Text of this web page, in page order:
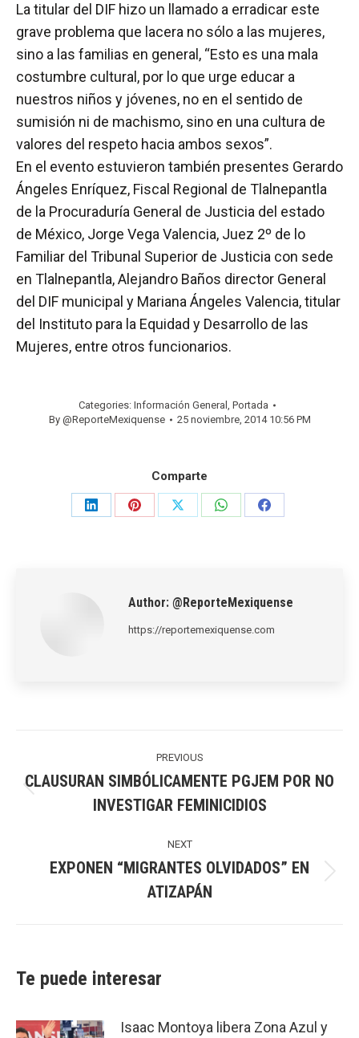
La titular del DIF hizo un llamado a erradicar este
grave problema que lacera no sólo a las mujeres,
sino a las familias en general, “Esto es una mala
costumbre cultural, por lo que urge educar a
nuestros niños y jóvenes, no en el sentido de
sumisión ni de machismo, sino en una cultura de
valores del respeto hacia ambos sexos”.
En el evento estuvieron también presentes Gerardo
Ángeles Enríquez, Fiscal Regional de Tlalnepantla
de la Procuraduría General de Justicia del estado
de México, Jorge Vega Valencia, Juez 2º de lo
Familiar del Tribunal Superior de Justicia con sede
en Tlalnepantla, Alejandro Baños director General
del DIF municipal y Mariana Ángeles Valencia, titular
del Instituto para la Equidad y Desarrollo de las
Mujeres, entre otros funcionarios.
Categories: Información General , Portada
By @ReporteMexiquense 25 noviembre, 2014 10:56 PM
Comparte
Share
Share
Share
Share
Share
Author: @ReporteMexiquense
https://reportemexiquense.com
PREVIOUS
post:
CLAUSURAN SIMBÓLICAMENTE PGJEM POR NO
INVESTIGAR FEMINICIDIOS
NEXT
Next
post:
EXPONEN “MIGRANTES OLVIDADOS” EN
ATIZAPÁN
Te puede interesar
Isaac Montoya libera Zona Azul y